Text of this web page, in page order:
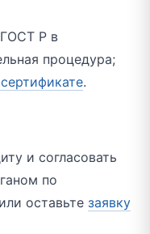
Р в
процедура;
.
и согласовать
по
или оставьте заявку